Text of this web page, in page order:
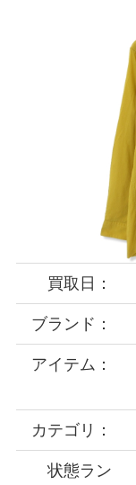
買取日：
ブランド：
アイテム：
カテゴリ：
状態ラン